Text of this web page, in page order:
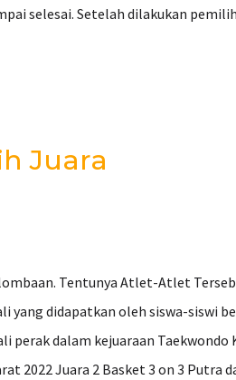
selesai. Setelah dilakukan
Juara
Tentunya Atlet-Atlet
yang didapatkan oleh siswa-siswi
perak dalam kejuaraan Taekwondo
2022 Juara 2 Basket 3 on 3 Putra